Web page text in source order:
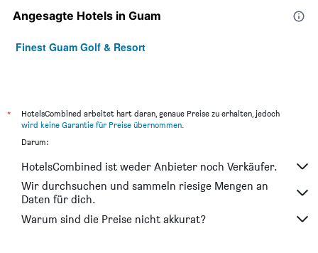
Angesagte Hotels in Guam
Finest Guam Golf & Resort
*
HotelsCombined arbeitet hart daran, genaue Preise zu erhalten, jedoch
wird keine Garantie für Preise übernommen.
Darum:
HotelsCombined ist weder Anbieter noch Verkäufer.
Wir durchsuchen und sammeln riesige Mengen an
Daten für dich.
Warum sind die Preise nicht akkurat?